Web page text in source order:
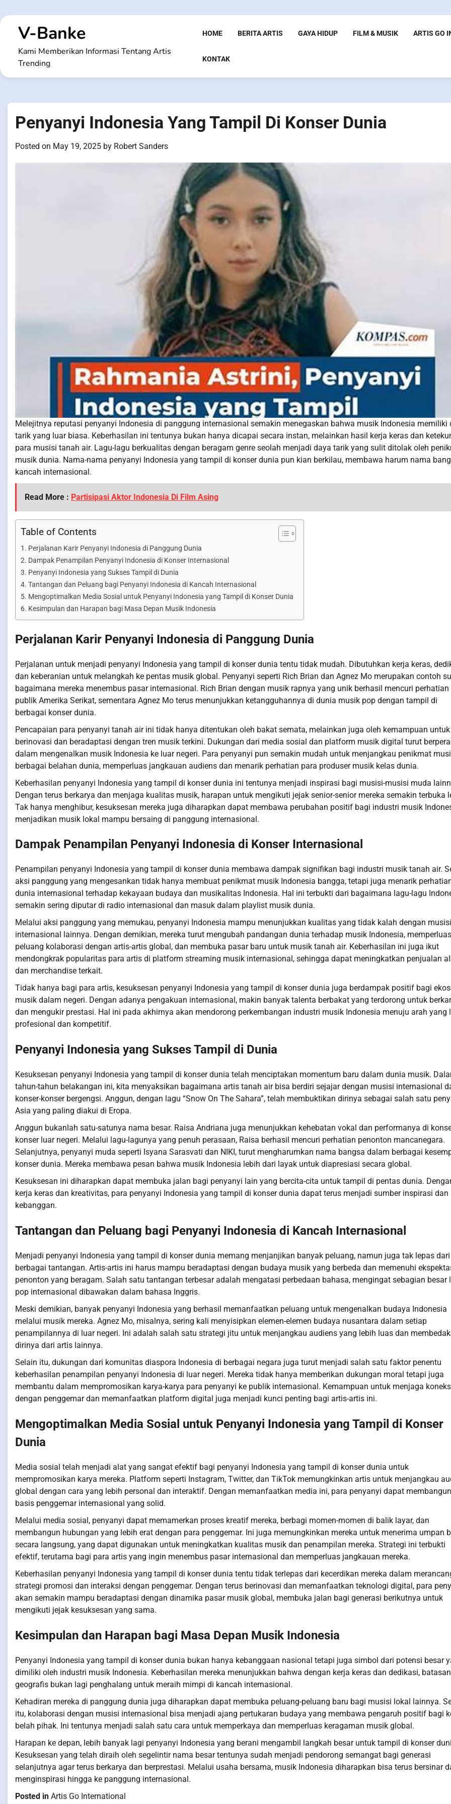
to
contentV-Banke
Kami Memberikan Informasi Tentang Artis
Trending
HOME BERITA ARTIS GAYA HIDUP FILM & MUSIK ARTIS GO
KONTAK
Penyanyi Indonesia Yang Tampil Di Konser Dunia
Posted on May 19, 2025 by Robert Sanders
Melejitnya reputasi penyanyi Indonesia di panggung internasional semakin menegaskan bahwa musik Indonesia memiliki
tarik yang luar biasa. Keberhasilan ini tentunya bukan hanya dicapai secara instan, melainkan hasil kerja keras dan
para musisi tanah air. Lagu-lagu berkualitas dengan beragam genre seolah menjadi daya tarik yang sulit ditolak oleh
musik dunia. Nama-nama penyanyi Indonesia yang tampil di konser dunia pun kian berkilau, membawa harum nama
kancah internasional.
Read More : Partisipasi Aktor Indonesia Di Film Asing
Table of Contents
Perjalanan Karir Penyanyi Indonesia di Panggung Dunia
Dampak Penampilan Penyanyi Indonesia di Konser Internasional
Penyanyi Indonesia yang Sukses Tampil di Dunia
Tantangan dan Peluang bagi Penyanyi Indonesia di Kancah Internasional
Mengoptimalkan Media Sosial untuk Penyanyi Indonesia yang Tampil di Konser Dunia
Kesimpulan dan Harapan bagi Masa Depan Musik Indonesia
Perjalanan Karir Penyanyi Indonesia di Panggung Dunia
Perjalanan untuk menjadi penyanyi Indonesia yang tampil di konser dunia tentu tidak mudah. Dibutuhkan kerja keras,
dan keberanian untuk melangkah ke pentas musik global. Penyanyi seperti Rich Brian dan Agnez Mo merupakan contoh
bagaimana mereka menembus pasar internasional. Rich Brian dengan musik rapnya yang unik berhasil mencuri perhatian
publik Amerika Serikat, sementara Agnez Mo terus menunjukkan ketangguhannya di dunia musik pop dengan tampil di
berbagai konser dunia.
Pencapaian para penyanyi tanah air ini tidak hanya ditentukan oleh bakat semata, melainkan juga oleh kemampuan
berinovasi dan beradaptasi dengan tren musik terkini. Dukungan dari media sosial dan platform musik digital turut
dalam mengenalkan musik Indonesia ke luar negeri. Para penyanyi pun semakin mudah untuk menjangkau penikmat
berbagai belahan dunia, memperluas jangkauan audiens dan menarik perhatian para produser musik kelas dunia.
Keberhasilan penyanyi Indonesia yang tampil di konser dunia ini tentunya menjadi inspirasi bagi musisi-musisi muda
Dengan terus berkarya dan menjaga kualitas musik, harapan untuk mengikuti jejak senior-senior mereka semakin terbuka
Tak hanya menghibur, kesuksesan mereka juga diharapkan dapat membawa perubahan positif bagi industri musik
menjadikan musik lokal mampu bersaing di panggung internasional.
Dampak Penampilan Penyanyi Indonesia di Konser Internasional
Penampilan penyanyi Indonesia yang tampil di konser dunia membawa dampak signifikan bagi industri musik tanah air.
aksi panggung yang mengesankan tidak hanya membuat penikmat musik Indonesia bangga, tetapi juga menarik
dunia internasional terhadap kekayaan budaya dan musikalitas Indonesia. Hal ini terbukti dari bagaimana lagu-lagu
semakin sering diputar di radio internasional dan masuk dalam playlist musik dunia.
Melalui aksi panggung yang memukau, penyanyi Indonesia mampu menunjukkan kualitas yang tidak kalah dengan musisi
internasional lainnya. Dengan demikian, mereka turut mengubah pandangan dunia terhadap musik Indonesia, memperluas
peluang kolaborasi dengan artis-artis global, dan membuka pasar baru untuk musik tanah air. Keberhasilan ini juga ikut
mendongkrak popularitas para artis di platform streaming musik internasional, sehingga dapat meningkatkan penjualan
dan merchandise terkait.
Tidak hanya bagi para artis, kesuksesan penyanyi Indonesia yang tampil di konser dunia juga berdampak positif bagi
musik dalam negeri. Dengan adanya pengakuan internasional, makin banyak talenta berbakat yang terdorong untuk
dan mengukir prestasi. Hal ini pada akhirnya akan mendorong perkembangan industri musik Indonesia menuju arah yang
profesional dan kompetitif.
Penyanyi Indonesia yang Sukses Tampil di Dunia
Kesuksesan penyanyi Indonesia yang tampil di konser dunia telah menciptakan momentum baru dalam dunia musik.
tahun-tahun belakangan ini, kita menyaksikan bagaimana artis tanah air bisa berdiri sejajar dengan musisi internasional
konser-konser bergengsi. Anggun, dengan lagu “Snow On The Sahara”, telah membuktikan dirinya sebagai salah satu
Asia yang paling diakui di Eropa.
Anggun bukanlah satu-satunya nama besar. Raisa Andriana juga menunjukkan kehebatan vokal dan performanya di
konser luar negeri. Melalui lagu-lagunya yang penuh perasaan, Raisa berhasil mencuri perhatian penonton mancanegara.
Selanjutnya, penyanyi muda seperti Isyana Sarasvati dan NIKI, turut mengharumkan nama bangsa dalam berbagai
konser dunia. Mereka membawa pesan bahwa musik Indonesia lebih dari layak untuk diapresiasi secara global.
Kesuksesan ini diharapkan dapat membuka jalan bagi penyanyi lain yang bercita-cita untuk tampil di pentas dunia.
kerja keras dan kreativitas, para penyanyi Indonesia yang tampil di konser dunia dapat terus menjadi sumber inspirasi dan
kebanggan.
Tantangan dan Peluang bagi Penyanyi Indonesia di Kancah Internasional
Menjadi penyanyi Indonesia yang tampil di konser dunia memang menjanjikan banyak peluang, namun juga tak lepas dari
berbagai tantangan. Artis-artis ini harus mampu beradaptasi dengan budaya musik yang berbeda dan memenuhi
penonton yang beragam. Salah satu tantangan terbesar adalah mengatasi perbedaan bahasa, mengingat sebagian besar
pop internasional dibawakan dalam bahasa Inggris.
Meski demikian, banyak penyanyi Indonesia yang berhasil memanfaatkan peluang untuk mengenalkan budaya Indonesia
melalui musik mereka. Agnez Mo, misalnya, sering kali menyisipkan elemen-elemen budaya nusantara dalam setiap
penampilannya di luar negeri. Ini adalah salah satu strategi jitu untuk menjangkau audiens yang lebih luas dan
dirinya dari artis lainnya.
Selain itu, dukungan dari komunitas diaspora Indonesia di berbagai negara juga turut menjadi salah satu faktor penentu
keberhasilan penampilan penyanyi Indonesia di luar negeri. Mereka tidak hanya memberikan dukungan moral tetapi juga
membantu dalam mempromosikan karya-karya para penyanyi ke publik internasional. Kemampuan untuk menjaga
dengan penggemar dan memanfaatkan platform digital juga menjadi kunci penting bagi artis-artis ini.
Mengoptimalkan Media Sosial untuk Penyanyi Indonesia yang Tampil di Konser
Dunia
Media sosial telah menjadi alat yang sangat efektif bagi penyanyi Indonesia yang tampil di konser dunia untuk
mempromosikan karya mereka. Platform seperti Instagram, Twitter, dan TikTok memungkinkan artis untuk menjangkau
global dengan cara yang lebih personal dan interaktif. Dengan memanfaatkan media ini, para penyanyi dapat membangun
basis penggemar internasional yang solid.
Melalui media sosial, penyanyi dapat memamerkan proses kreatif mereka, berbagi momen-momen di balik layar, dan
membangun hubungan yang lebih erat dengan para penggemar. Ini juga memungkinkan mereka untuk menerima umpan
secara langsung, yang dapat digunakan untuk meningkatkan kualitas musik dan penampilan mereka. Strategi ini terbukti
efektif, terutama bagi para artis yang ingin menembus pasar internasional dan memperluas jangkauan mereka.
Keberhasilan penyanyi Indonesia yang tampil di konser dunia tentu tidak terlepas dari kecerdikan mereka dalam
strategi promosi dan interaksi dengan penggemar. Dengan terus berinovasi dan memanfaatkan teknologi digital, para
akan semakin mampu beradaptasi dengan dinamika pasar musik global, membuka jalan bagi generasi berikutnya untuk
mengikuti jejak kesuksesan yang sama.
Kesimpulan dan Harapan bagi Masa Depan Musik Indonesia
Penyanyi Indonesia yang tampil di konser dunia bukan hanya kebanggaan nasional tetapi juga simbol dari potensi besar
dimiliki oleh industri musik Indonesia. Keberhasilan mereka menunjukkan bahwa dengan kerja keras dan dedikasi, batasan
geografis bukan lagi penghalang untuk meraih mimpi di kancah internasional.
Kehadiran mereka di panggung dunia juga diharapkan dapat membuka peluang-peluang baru bagi musisi lokal lainnya.
itu, kolaborasi dengan musisi internasional bisa menjadi ajang pertukaran budaya yang membawa pengaruh positif bagi
belah pihak. Ini tentunya menjadi salah satu cara untuk memperkaya dan memperluas keragaman musik global.
Harapan ke depan, lebih banyak lagi penyanyi Indonesia yang berani mengambil langkah besar untuk tampil di konser
Kesuksesan yang telah diraih oleh segelintir nama besar tentunya sudah menjadi pendorong semangat bagi generasi
selanjutnya agar terus berkarya dan berprestasi. Melalui usaha bersama, musik Indonesia diharapkan bisa terus bersinar
menginspirasi hingga ke panggung internasional.
Posted in Artis Go International